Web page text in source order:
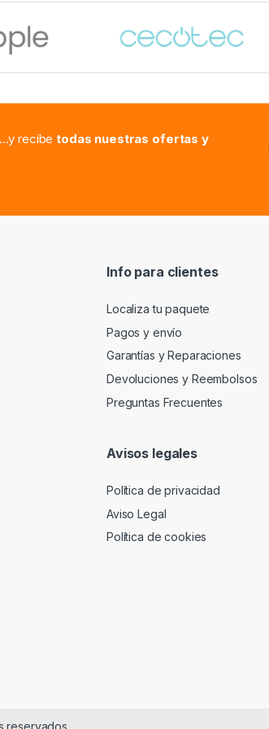
...y recibetodas nuestras ofertas y
Info para clientes
Localiza tu paquete
Pagos y envío
Garantías y Reparaciones
Devoluciones y Reembolsos
Preguntas Frecuentes
Avisos legales
Política de privacidad
Aviso Legal
Política de cookies